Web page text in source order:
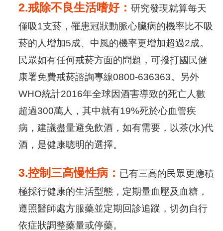
2.戒除不良生活嗜好： 研究發現就算每天
僅吸1支菸，罹患冠狀動脈心臟病的機率比不吸
菸的人增加5成、中風的機率更增加超過2成。
民眾如有任何戒菸方面的問題，可撥打國民健
康署免費戒菸諮詢專線0800-636363。另外
WHO統計2016年全球因酒害導致的死亡人數
超過300萬人，其中就有19%死於心血管疾
病，建議盡量避免飲酒，如有需要，以茶(水)代
酒，是健康聰明的選擇。
3.控制三高慢性病： 已有三高的民眾更應積
極採行健康的生活型態，定期量血壓及血糖，
遵照醫師處方服藥並定期回診追蹤，切勿自行
依症狀調整藥量或停藥。